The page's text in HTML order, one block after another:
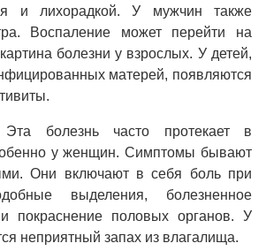
и лихорадкой. У мужчин также
Воспаление может перейти на
болезни у взрослых. У детей,
матерей, появляются
Эта болезнь часто протекает в
у женщин. Симптомы бывают
Они включают в себя боль при
выделения, болезненное
и покраснение половых органов. У
неприятный запах из влагалища.